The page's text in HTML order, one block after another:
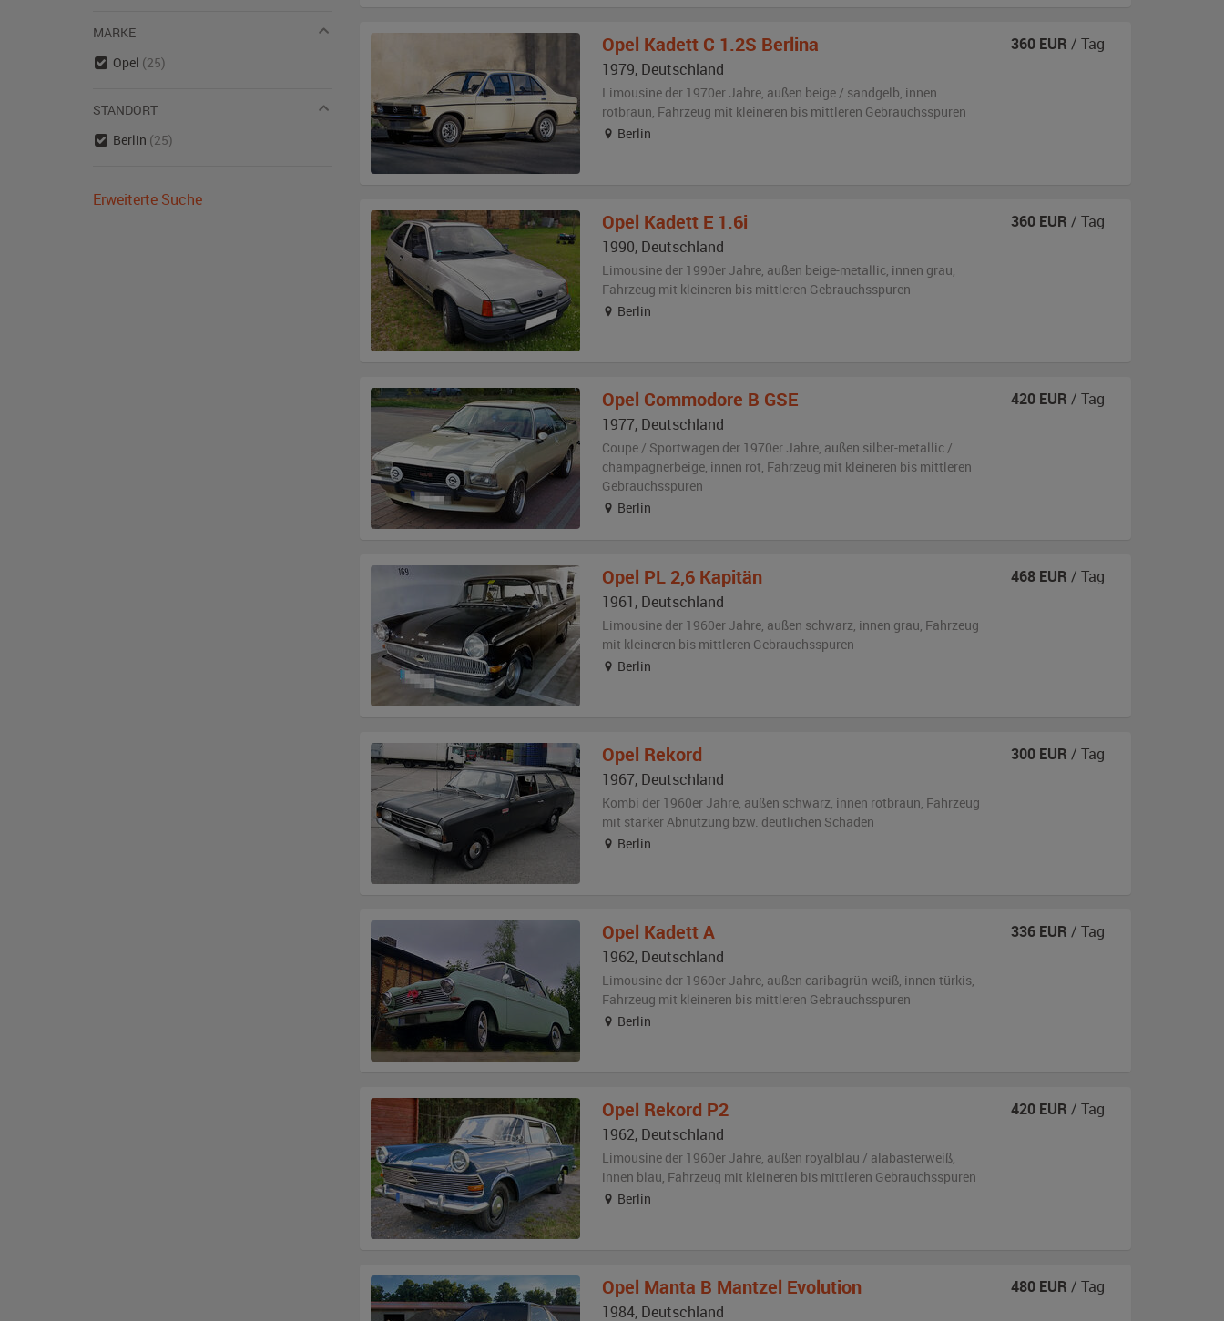
Opel Kadett C 1.2S Berlina
1979, Deutschland
Limousine der 1970er Jahre, außen beige / sandgelb, innen
rotbraun, Fahrzeug mit kleineren bis mittleren Gebrauchsspuren
Berlin
360 EUR / Tag
Opel Kadett E 1.6i
1990, Deutschland
Limousine der 1990er Jahre, außen beige-metallic, innen grau,
Fahrzeug mit kleineren bis mittleren Gebrauchsspuren
Berlin
360 EUR / Tag
Opel Commodore B GSE
1977, Deutschland
Coupe / Sportwagen der 1970er Jahre, außen silber-metallic /
champagnerbeige, innen rot, Fahrzeug mit kleineren bis mittleren
Gebrauchsspuren
Berlin
420 EUR / Tag
Opel PL 2,6 Kapitän
1961, Deutschland
Limousine der 1960er Jahre, außen schwarz, innen grau, Fahrzeug
mit kleineren bis mittleren Gebrauchsspuren
Berlin
468 EUR / Tag
Opel Rekord
1967, Deutschland
Kombi der 1960er Jahre, außen schwarz, innen rotbraun, Fahrzeug
mit starker Abnutzung bzw. deutlichen Schäden
Berlin
300 EUR / Tag
Opel Kadett A
1962, Deutschland
Limousine der 1960er Jahre, außen caribagrün-weiß, innen türkis,
Fahrzeug mit kleineren bis mittleren Gebrauchsspuren
Berlin
336 EUR / Tag
Opel Rekord P2
1962, Deutschland
Limousine der 1960er Jahre, außen royalblau / alabasterweiß,
innen blau, Fahrzeug mit kleineren bis mittleren Gebrauchsspuren
Berlin
420 EUR / Tag
Opel Manta B Mantzel Evolution
1984, Deutschland
480 EUR / Tag
MARKE
Opel (25)
STANDORT
Berlin (25)
Erweiterte Suche